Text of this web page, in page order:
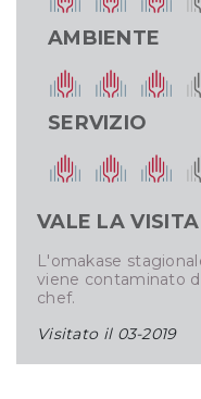
AMBIENTE
SERVIZIO
VALE LA VISITA
L'omakase
viene contaminato
chef.
Visitato il 03-2019